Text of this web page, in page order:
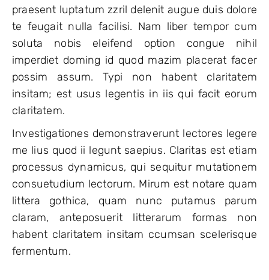
praesent luptatum zzril delenit augue duis dolore
te feugait nulla facilisi. Nam liber tempor cum
soluta nobis eleifend option congue nihil
imperdiet doming id quod mazim placerat facer
possim assum. Typi non habent claritatem
insitam; est usus legentis in iis qui facit eorum
claritatem.
Investigationes demonstraverunt lectores legere
me lius quod ii legunt saepius. Claritas est etiam
processus dynamicus, qui sequitur mutationem
consuetudium lectorum. Mirum est notare quam
littera gothica, quam nunc putamus parum
claram, anteposuerit litterarum formas non
habent claritatem insitam ccumsan scelerisque
fermentum.